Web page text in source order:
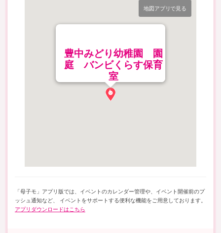
地図アプリで見る
豊中みどり幼稚園 園
庭 バンビくらす保育
室
「母子モ」アプリ版では、イベントのカレンダー管理や、イベント開催前のプ
ッシュ通知など、 イベントをサポートする便利な機能をご用意しております。
アプリダウンロードはこちら